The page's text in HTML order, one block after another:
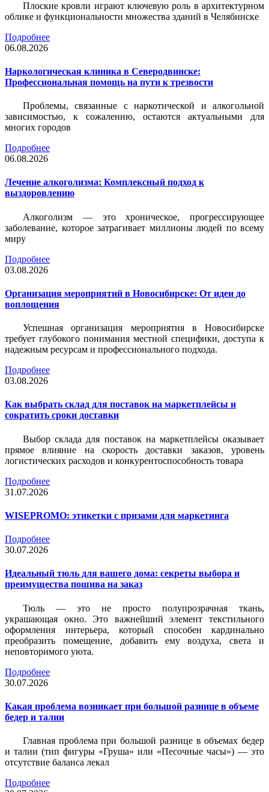
Плоские кровли играют ключевую роль в архитектурном
облике и функциональности множества зданий в Челябинске
Подробнее
06.08.2026
Наркологическая клиника в Северодвинске:
Профессиональная помощь на пути к трезвости
Проблемы, связанные с наркотической и алкогольной
зависимостью, к сожалению, остаются актуальными для
многих городов
Подробнее
06.08.2026
Лечение алкоголизма: Комплексный подход к
выздоровлению
Алкоголизм — это хроническое, прогрессирующее
заболевание, которое затрагивает миллионы людей по всему
миру
Подробнее
03.08.2026
Организация мероприятий в Новосибирске: От идеи до
воплощения
Успешная организация мероприятия в Новосибирске
требует глубокого понимания местной специфики, доступа к
надежным ресурсам и профессионального подхода.
Подробнее
03.08.2026
Как выбрать склад для поставок на маркетплейсы и
сократить сроки доставки
Выбор склада для поставок на маркетплейсы оказывает
прямое влияние на скорость доставки заказов, уровень
логистических расходов и конкурентоспособность товара
Подробнее
31.07.2026
WISEPROMO: этикетки с призами для маркетинга
Подробнее
30.07.2026
Идеальный тюль для вашего дома: секреты выбора и
преимущества пошива на заказ
Тюль — это не просто полупрозрачная ткань,
украшающая окно. Это важнейший элемент текстильного
оформления интерьера, который способен кардинально
преобразить помещение, добавить ему воздуха, света и
неповторимого уюта.
Подробнее
30.07.2026
Какая проблема возникает при большой разнице в объеме
бедер и талии
Главная проблема при большой разнице в объемах бедер
и талии (тип фигуры «Груша» или «Песочные часы») — это
отсутствие баланса лекал
Подробнее